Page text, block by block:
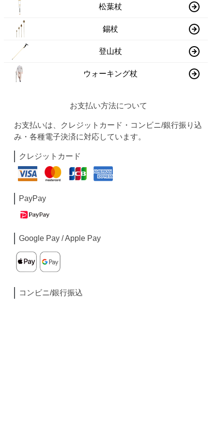
松葉杖
錫杖
登山杖
ウォーキング杖
お支払い方法について
お支払いは、クレジットカード・コンビニ/銀行振り込
み・各種電子決済に対応しています。
クレジットカード
PayPay
Google Pay / Apple Pay
コンビニ/銀行振込